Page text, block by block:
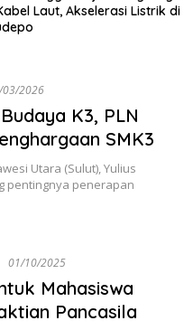
Laut, Akselerasi Listrik di
2026
K3, PLN
SMK3
Utara (Sulut), Yulius
pentingnya penerapan
01/10/2025
Mahasiswa
Pancasila